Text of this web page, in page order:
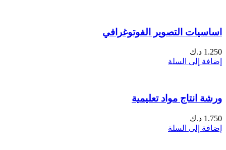
اساسيات التصوير الفوتوغرافي
1.250 د.ك
إضافة إلى السلة
ورشة انتاج مواد تعليمية
1.750 د.ك
إضافة إلى السلة